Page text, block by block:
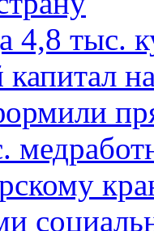
4,8 тыс.
капитал